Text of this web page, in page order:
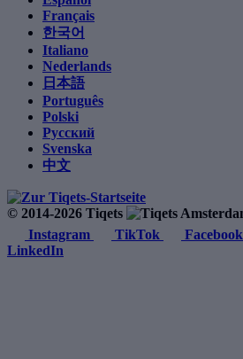
Français
한국어
Italiano
Nederlands
日本語
Português
Polski
Русский
Svenska
中文
© 2014-2026 Tiqets
Instagram
TikTok Facebook
LinkedIn